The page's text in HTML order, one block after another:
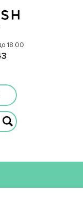
18.00